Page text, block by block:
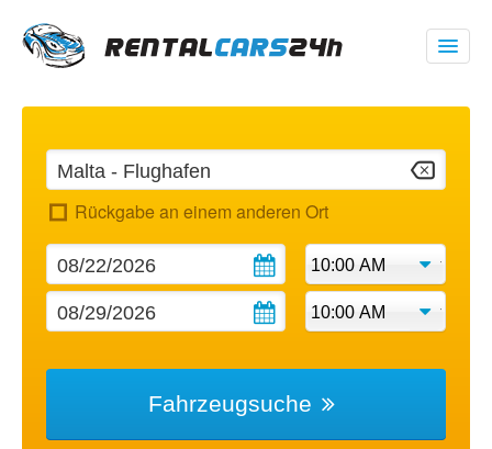
00 1 (347) 719 1928
$
USD
Rückgabe an einem anderen Ort
Fahrzeugsuche